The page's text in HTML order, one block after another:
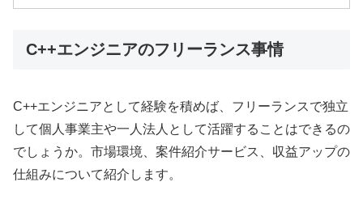
C++エンジニアのフリーランス事情
C++エンジニアとして経験を積めば、フリーランスで独立
して個人事業主や一人法人として活躍することはできるの
でしょうか。市場環境、案件紹介サービス、収益アップの
仕組みについて紹介します。